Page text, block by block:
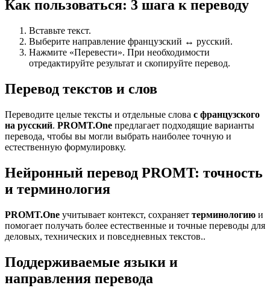
Как пользоваться: 3 шага к переводу
Вставьте текст.
Выберите направление французский ↔ русский.
Нажмите «Перевести». При необходимости
отредактируйте результат и скопируйте перевод.
Перевод текстов и слов
Переводите целые тексты и отдельные слова с французского
на русский. PROMT.One предлагает подходящие варианты
перевода, чтобы вы могли выбрать наиболее точную и
естественную формулировку.
Нейронный перевод PROMT: точность
и терминология
PROMT.One учитывает контекст, сохраняет терминологию и
помогает получать более естественные и точные переводы для
деловых, технических и повседневных текстов..
Поддерживаемые языки и
направления перевода